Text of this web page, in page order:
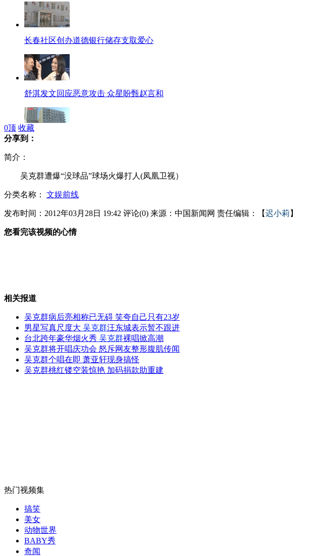
长春社区创办道德银行储存支取爱心
舒淇发文回应恶意攻击 众星盼甄赵言和
“细绳六秒开锁”确有其事 沈阳警方发治安提醒
山东小伙要整容 称鼻子被老鼠咬坏
山东蒙阴奇闻：五头猪拱死“疑似狼”
无痛分娩是否安全 医生回应
0顶 收藏
分享到：
简介：
吴克群遭爆“没球品”球场火爆打人(凤凰卫视）
分类名称： 文娱前线
发布时间：2012年03月28日 19:42 评论(0) 来源：中国新闻网 责任编辑：【迟小莉 】
您看完该视频的心情
相关报道
吴克群病后亮相称已无碍 笑夸自己只有23岁
男星写真尺度大 吴克群汪东城表示暂不跟进
台北跨年豪华烟火秀 吴克群裸唱掀高潮
吴克群将开唱庆功会 怒斥网友整形腹肌传闻
吴克群个唱在即 萧亚轩现身搞怪
吴克群桃红镂空装惊艳 加码捐款助重建
热门视频集
搞笑
美女
动物世界
BABY秀
奇闻